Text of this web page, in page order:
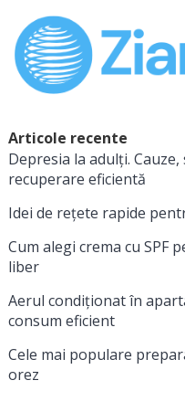
Articole recente
Depresia la adulți.
recuperare eficientă
Idei de rețete rapide
Cum alegi crema cu SPF
liber
Aerul condiționat în
consum eficient
Cele mai populare
orez